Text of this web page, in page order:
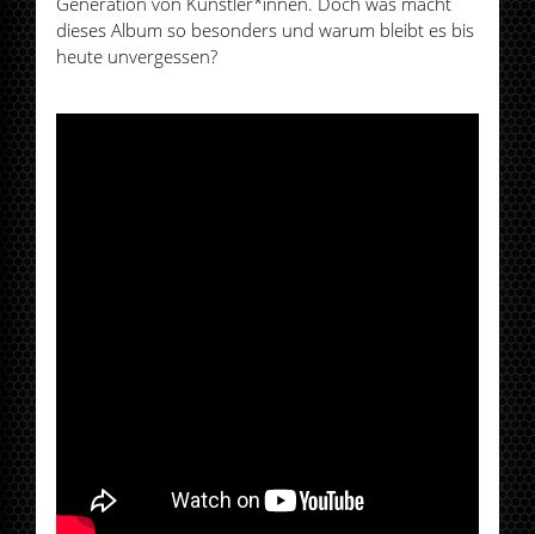
dieses Album so besonders und warum bleibt es bis
heute unvergessen?